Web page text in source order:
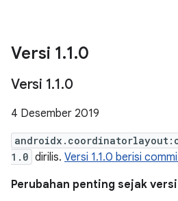
Versi 1.1.0
Versi 1.1.0
4 Desember 2019
1.0 dirilis. Versi 1.1.0 berisi
Perubahan penting sejak